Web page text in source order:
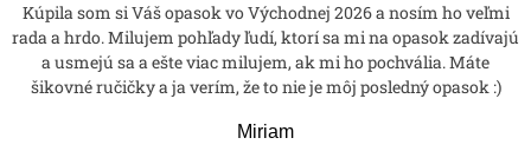
Kúpila som si Váš opasok vo Východnej 2026 a nosím ho veľmi
rada a hrdo. Milujem pohľady ľudí, ktorí sa mi na opasok zadívajú
a usmejú sa a ešte viac milujem, ak mi ho pochvália. Máte
šikovné ručičky a ja verím, že to nie je môj posledný opasok :)
Miriam